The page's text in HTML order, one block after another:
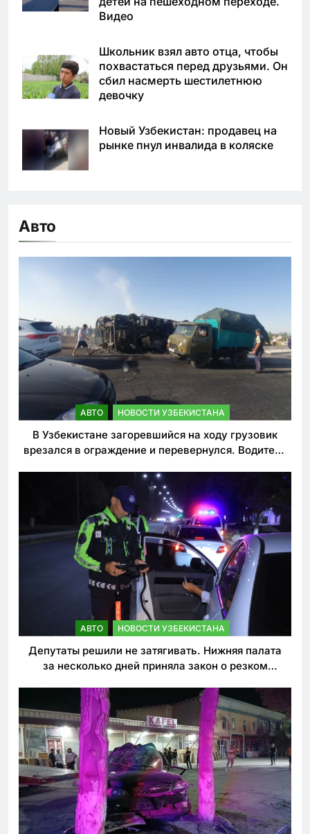
Видео
Школьник взял авто отца, чтобы
похвастаться перед друзьями. Он
сбил насмерть шестилетнюю
девочку
Новый Узбекистан: продавец на
рынке пнул инвалида в коляске
Авто
АВТО НОВОСТИ УЗБЕКИСТАНА
В Узбекистане загоревшийся на ходу грузовик
врезался в ограждение и перевернулся. Водитель
АВТО НОВОСТИ УЗБЕКИСТАНА
Депутаты решили не затягивать. Нижняя палата
за несколько дней приняла закон о резком